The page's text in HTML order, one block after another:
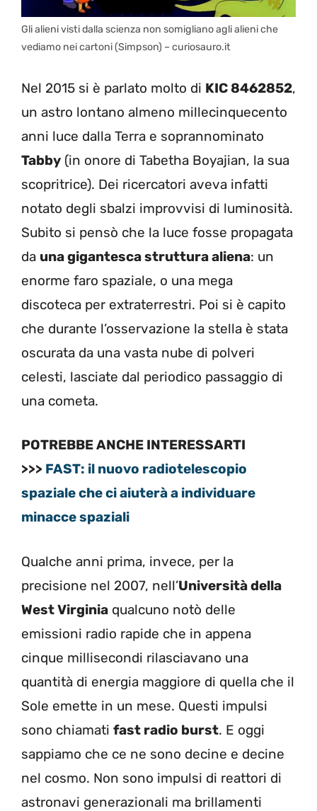
Gli alieni visti dalla scienza non somigliano agli alieni che
vediamo nei cartoni (Simpson) – curiosauro.it
Nel 2015 si è parlato molto di KIC 8462852,
un astro lontano almeno millecinquecento
anni luce dalla Terra e soprannominato
Tabby (in onore di Tabetha Boyajian, la sua
scopritrice). Dei ricercatori aveva infatti
notato degli sbalzi improvvisi di luminosità.
Subito si pensò che la luce fosse propagata
da una gigantesca struttura aliena: un
enorme faro spaziale, o una mega
discoteca per extraterrestri. Poi si è capito
che durante l’osservazione la stella è stata
oscurata da una vasta nube di polveri
celesti, lasciate dal periodico passaggio di
una cometa.
POTREBBE ANCHE INTERESSARTI
>>> FAST: il nuovo radiotelescopio
spaziale che ci aiuterà a individuare
minacce spaziali
Qualche anni prima, invece, per la
precisione nel 2007, nell’Università della
West Virginia qualcuno notò delle
emissioni radio rapide che in appena
cinque millisecondi rilasciavano una
quantità di energia maggiore di quella che il
Sole emette in un mese. Questi impulsi
sono chiamati fast radio burst. E oggi
sappiamo che ce ne sono decine e decine
nel cosmo. Non sono impulsi di reattori di
astronavi generazionali ma brillamenti